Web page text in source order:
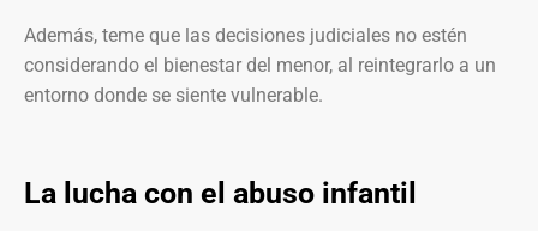
Además, teme que las decisiones judiciales no estén
considerando el bienestar del menor, al reintegrarlo a un
entorno donde se siente vulnerable.
La lucha con el abuso infantil